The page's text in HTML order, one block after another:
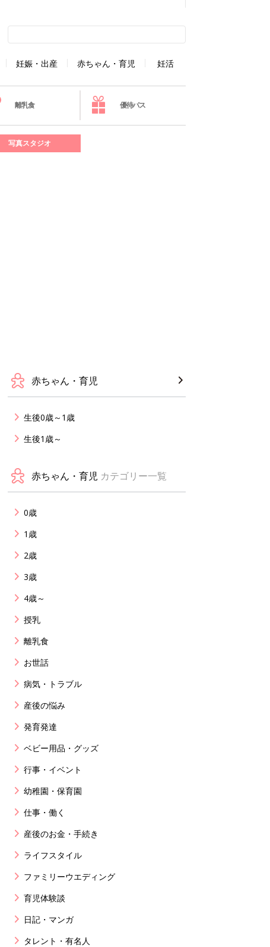
妊娠・出産 赤ちゃん・育児 妊活
離乳食 優待パス
写真スタジオ
赤ちゃん・育児
生後0歳～1歳
生後1歳～
赤ちゃん・育児 カテゴリー一覧
0歳
1歳
2歳
3歳
4歳～
授乳
離乳食
お世話
病気・トラブル
産後の悩み
発育発達
ベビー用品・グッズ
行事・イベント
幼稚園・保育園
仕事・働く
産後のお金・手続き
ライフスタイル
ファミリーウエディング
育児体験談
日記・マンガ
タレント・有名人